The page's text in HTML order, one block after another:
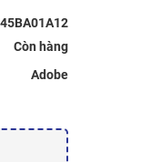
Adobe